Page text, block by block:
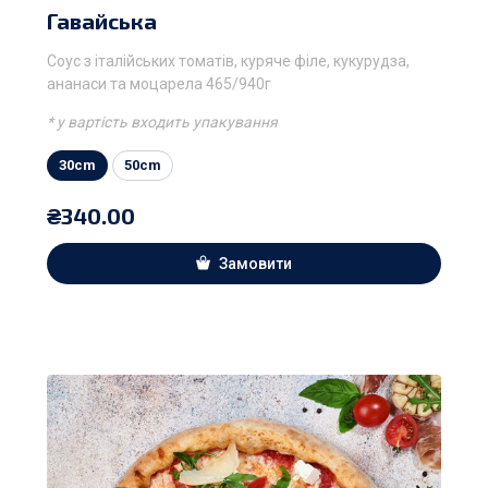
Гавайська
Соус з італійських томатів, куряче філе, кукурудза,
ананаси та моцарела 465/940г
* у вартість входить упакування
30cm 50cm
₴340.00
Замовити